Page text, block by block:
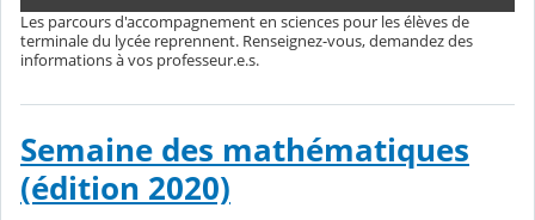
Les parcours d'accompagnement en sciences pour les élèves de
terminale du lycée reprennent. Renseignez-vous, demandez des
informations à vos professeur.e.s.
Semaine des mathématiques
(édition 2020)